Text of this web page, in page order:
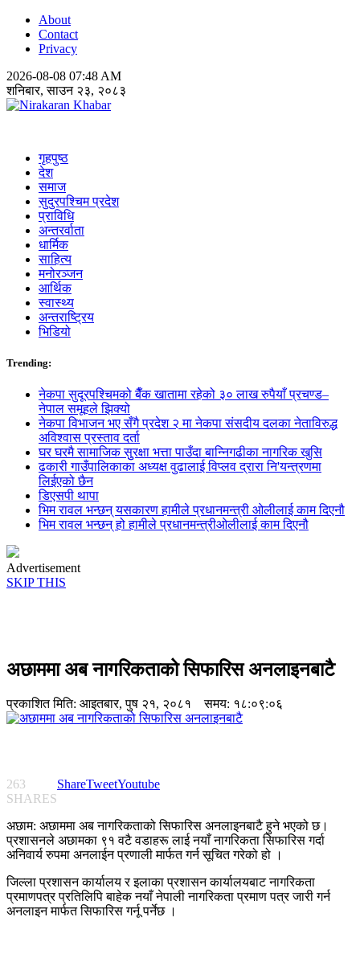
About
Contact
Privacy
2026-08-08 07:48 AM
शनिबार, साउन २३, २०८३
गृहपुष्ठ
देश
समाज
सुदुरपश्चिम प्रदेश
प्राविधि
अन्तरर्वाता
धार्मिक
साहित्य
मनोरञ्जन
आर्थिक
स्वास्थ्य
अन्तराष्ट्रिय
भिडियो
Trending:
नेकपा सुदूरपश्चिमको बैँक खातामा रहेको ३० लाख रुपैयाँ प्रचण्ड–
नेपाल समूहले झिक्य‍ो
नेकपा विभाजन भए सँगै प्रदेश २ मा नेकपा संसदीय दलका नेताविरुद्ध
अविश्वास प्रस्ताव दर्ता
घर घरमै सामाजिक सुुरक्षा भत्ता पाउँदा बान्निगढीका नागरिक खुसि
ढकारी गाउँपालिकाका अध्यक्ष वुढालाई विप्लव द्रारा नि'यन्त्रणमा
लिईएको छैन
डिएसपी थापा
भिम रावल भन्छन् यसकारण हामीले प्रधानमन्त्री ओलीलाई काम दिएनौ
भिम रावल भन्छन् हो हामीले प्रधानमन्त्रीओलीलाई काम दिएनौ
Advertisement
SKIP THIS
अछाममा अब नागरिकताको सिफारिस अनलाइनबाटै
प्रकाशित मिति: आइतबार, पुष २१, २०८१ समय: १८:०९:०६
263
SHARES
ShareTweetYoutube
अछाम: अछाममा अब नागरिकताको सिफारिस अनलाइनबाटै हुने भएको छ।
प्रशासनले अछामका ९१ वटै वडाहरू लाई नयाँ नागरिकता सिफारिस गर्दा
अनिवार्य रुपमा अनलाईन प्रणाली मार्फत गर्न सूचित गरेको हो ।
जिल्ला प्रशासन कार्यालय र इलाका प्रशासन कार्यालयबाट नागरिकता
प्रमाणपत्र प्रतिलिपि बाहेक नयाँ नेपाली नागरिकता प्रमाण पत्र जारी गर्न
अनलाइन मार्फत सिफारिस गर्नू पर्नेछ ।